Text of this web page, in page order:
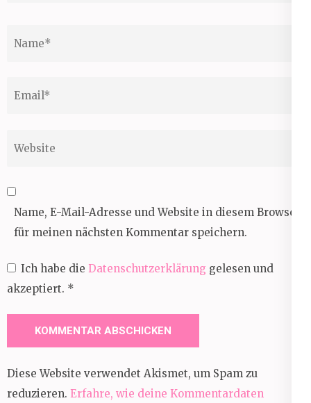
Name, E-Mail-Adresse und Website in diesem Browser
für meinen nächsten Kommentar speichern.
Ich habe die Datenschutzerklärung gelesen und
akzeptiert. *
Diese Website verwendet Akismet, um Spam zu
reduzieren. Erfahre, wie deine Kommentardaten